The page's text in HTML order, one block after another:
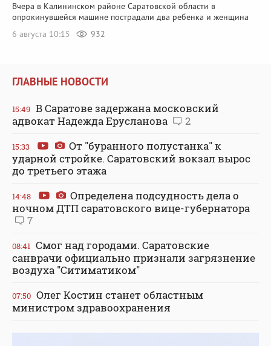
Вчера в Калининском районе Саратовской области в
опрокинувшейся машине пострадали два ребенка и женщина
6 августа 10:15
932
ГЛАВНЫЕ НОВОСТИ
15:49 В Саратове задержана московский
адвокат Надежда Ерусланова
2
15:33
От "буранного полустанка" к
ударной стройке. Саратовский вокзал вырос
до третьего этажа
14:48
Определена подсудность дела о
ночном ДТП саратовского вице-губернатора
7
08:41 Смог над городами. Саратовские
санврачи официально признали загрязнение
воздуха "Ситиматиком"
07:50 Олег Костин станет областным
министром здравоохранения